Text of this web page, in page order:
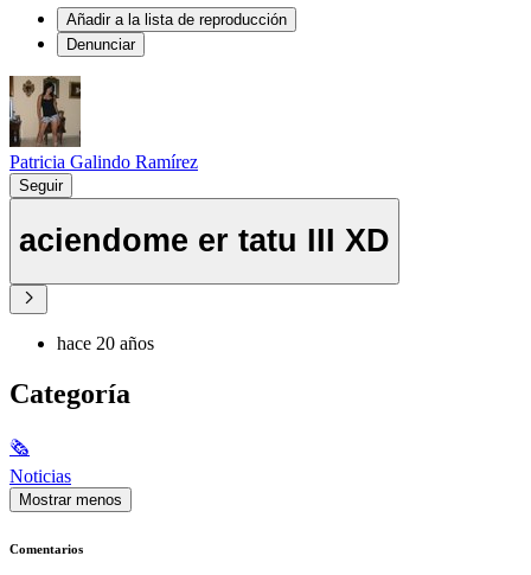
Añadir a la lista de reproducción
Denunciar
Patricia Galindo Ramírez
Seguir
aciendome er tatu III XD
hace 20 años
Categoría
🗞
Noticias
Mostrar menos
Comentarios